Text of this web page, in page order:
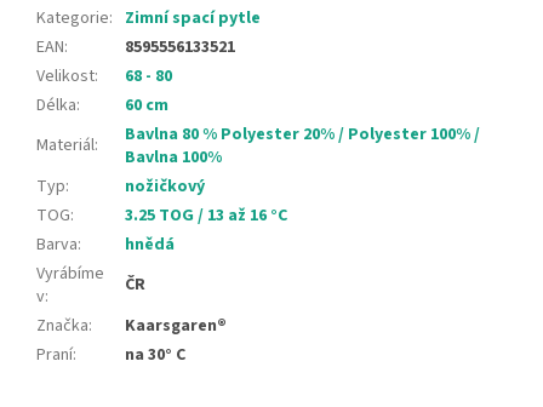
Kategorie: Zimní spací pytle
EAN:
8595556133521
Velikost:
68 - 80
Délka:
60 cm
Materiál:
Bavlna 80 % Polyester 20% / Polyester 100% /
Bavlna 100%
Typ:
nožičkový
TOG:
3.25 TOG / 13 až 16 °C
Barva:
hnědá
Vyrábíme
v:
ČR
Značka:
Kaarsgaren®
Praní: na 30° C